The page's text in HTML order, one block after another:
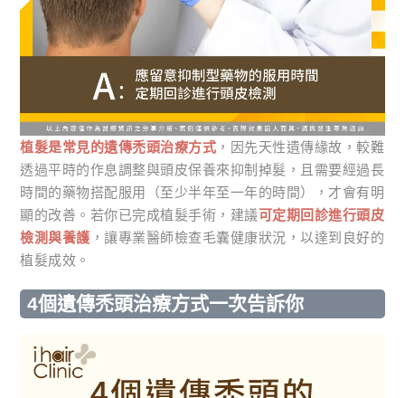
植髮是常見的遺傳禿頭治療方式 ，因先天性遺傳緣故，較難
透過平時的作息調整與頭皮保養來抑制掉髮，且需要經過長
時間的藥物搭配服用（至少半年至一年的時間），才會有明
顯的改善。若你已完成植髮手術，建議可定期回診進行頭皮
檢測與養護 ，讓專業醫師檢查毛囊健康狀況，以達到良好的
植髮成效。
4個遺傳禿頭治療方式一次告訴你